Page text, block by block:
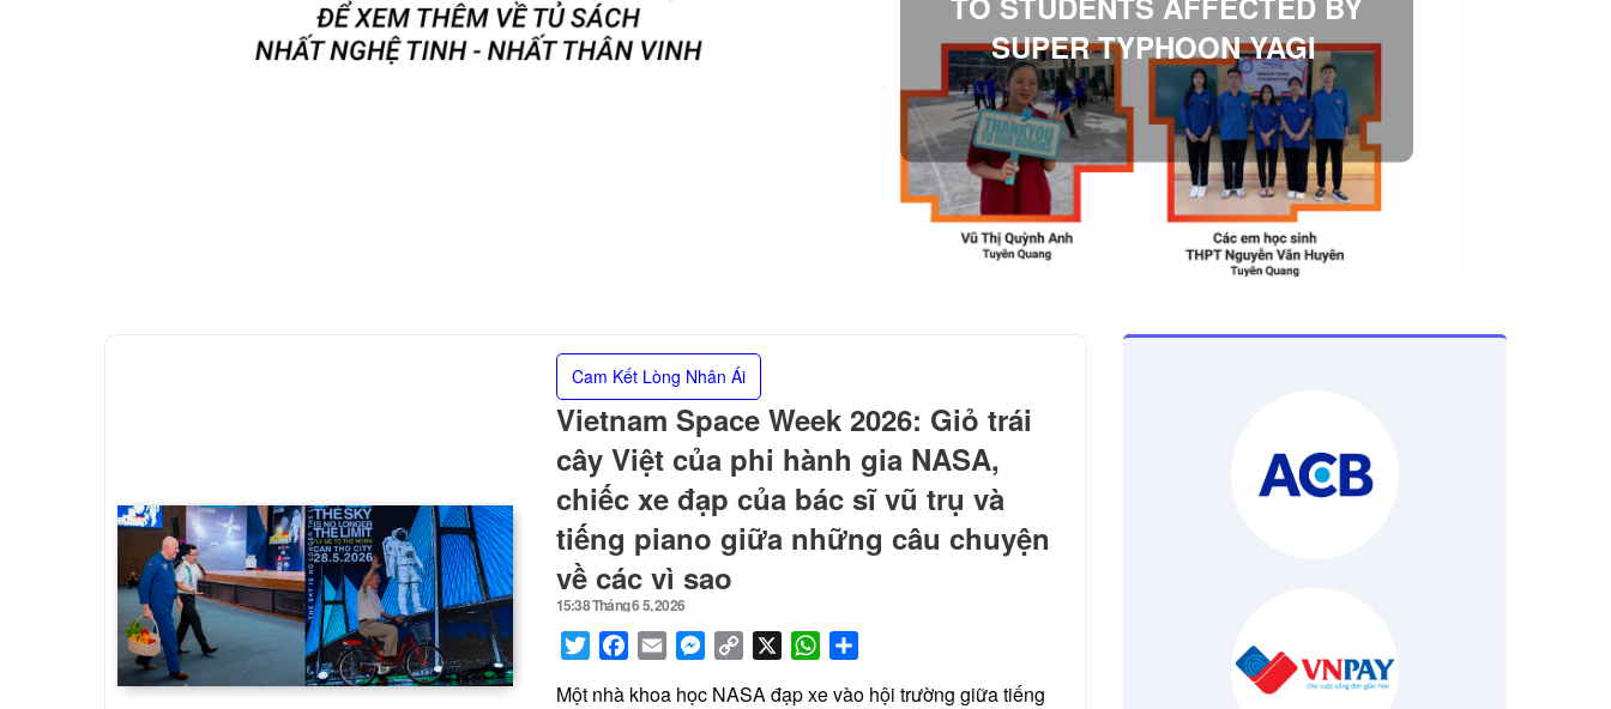
SUPER TYPHOON YAGI
Cam Kết Lòng Nhân Ái
Vietnam Space Week 2026: Giỏ trái
cây Việt của phi hành gia NASA,
chiếc xe đạp của bác sĩ vũ trụ và
tiếng piano giữa những câu chuyện
về các vì sao
Posted
on
15:38 Tháng 6 5, 2026
TwitterFacebook
Email Messenger
Copy
WhatsApp
Một nhà khoa học NASA đạp xe vào hội trường giữa tiếng